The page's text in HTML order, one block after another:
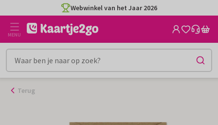
naar
inhoud
Webwinkel van het Jaar 2026
MENU
Terug